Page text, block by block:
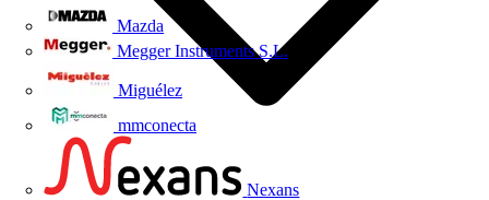
Mazda
Megger Instruments S.L.
Miguélez
mmconecta
Nexans